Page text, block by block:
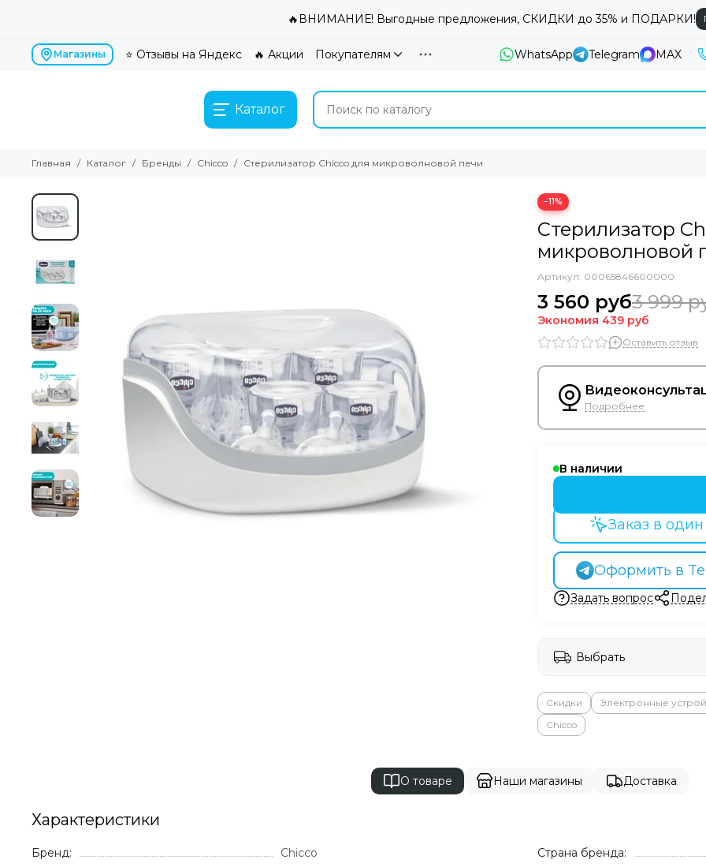
🔥ВНИМАНИЕ! Выгодные предложения, СКИДКИ до 35% и ПОДАРКИ!
Магазины ⭐ Отзывы на Яндекс 🔥 Акции Покупателям WhatsApp Telegram MAX
Каталог
Главная Каталог Бренды Chicco Стерилизатор Chicco для микроволновой печи
−11%
Стерилизатор
микроволновой
Артикул: 00065846600000
3 560 руб3 999
Экономия 439 руб
Оставить отзыв
Подробнее
В наличии
Оформить в
Заказ в
Задать вопрос
Выбрать
Скидки Электронные
Chicco
О товаре Наши магазины Доставка
Характеристики
Бренд:
Chicco
Страна бренда: